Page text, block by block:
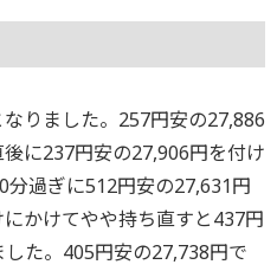
りました。257円安の27,886
に237円安の27,906円を付け
過ぎに512円安の27,631円
かけてやや持ち直すと437円
た。405円安の27,738円で